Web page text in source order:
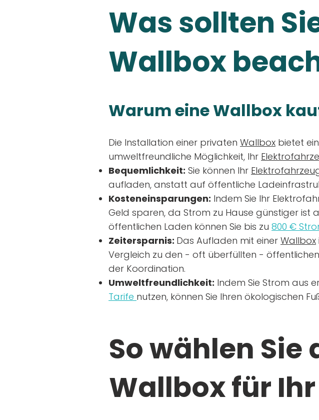
Was sollten
Wallbox
Warum eine Wallbox
Die Installation einer privaten Wallbox bietet
umweltfreundliche Möglichkeit, Ihr
Bequemlichkeit: Sie können Ihr
aufladen, anstatt auf öffentliche
Kosteneinsparungen: Indem Sie Ihr
Geld sparen, da Strom zu Hause günstiger ist
öffentlichen Laden können Sie bis zu 800 €
Zeitersparnis: Das Aufladen mit einer Wallbox
Vergleich zu den - oft überfüllten -
der Koordination.
Umweltfreundlichkeit: Indem Sie Strom aus
Tarife nutzen, können Sie Ihren ökologischen
So wählen Sie
Wallbox für